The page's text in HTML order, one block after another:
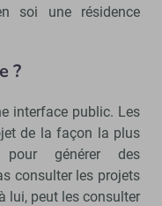
soi une résidence
?
interface public. Les
de la façon la plus
générer des
consulter les projets
lui, peut les consulter